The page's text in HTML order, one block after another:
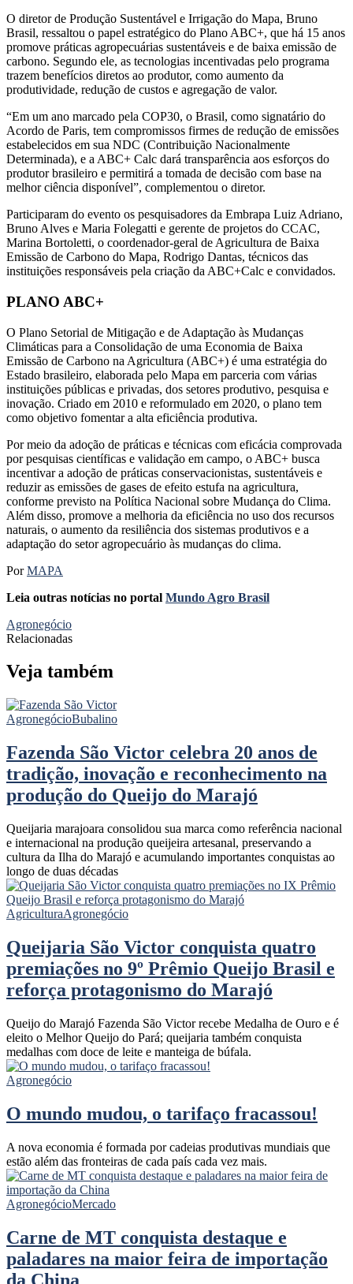
O diretor de Produção Sustentável e Irrigação do Mapa, Bruno
Brasil, ressaltou o papel estratégico do Plano ABC+, que há 15 anos
promove práticas agropecuárias sustentáveis e de baixa emissão de
carbono. Segundo ele, as tecnologias incentivadas pelo programa
trazem benefícios diretos ao produtor, como aumento da
produtividade, redução de custos e agregação de valor.
“Em um ano marcado pela COP30, o Brasil, como signatário do
Acordo de Paris, tem compromissos firmes de redução de emissões
estabelecidos em sua NDC (Contribuição Nacionalmente
Determinada), e a ABC+ Calc dará transparência aos esforços do
produtor brasileiro e permitirá a tomada de decisão com base na
melhor ciência disponível”, complementou o diretor.
Participaram do evento os pesquisadores da Embrapa Luiz Adriano,
Bruno Alves e Maria Folegatti e gerente de projetos do CCAC,
Marina Bortoletti, o coordenador-geral de Agricultura de Baixa
Emissão de Carbono do Mapa, Rodrigo Dantas, técnicos das
instituições responsáveis pela criação da ABC+Calc e convidados.
PLANO ABC+
O Plano Setorial de Mitigação e de Adaptação às Mudanças
Climáticas para a Consolidação de uma Economia de Baixa
Emissão de Carbono na Agricultura (ABC+) é uma estratégia do
Estado brasileiro, elaborada pelo Mapa em parceria com várias
instituições públicas e privadas, dos setores produtivo, pesquisa e
inovação. Criado em 2010 e reformulado em 2020, o plano tem
como objetivo fomentar a alta eficiência produtiva.
Por meio da adoção de práticas e técnicas com eficácia comprovada
por pesquisas científicas e validação em campo, o ABC+ busca
incentivar a adoção de práticas conservacionistas, sustentáveis e
reduzir as emissões de gases de efeito estufa na agricultura,
conforme previsto na Política Nacional sobre Mudança do Clima.
Além disso, promove a melhoria da eficiência no uso dos recursos
naturais, o aumento da resiliência dos sistemas produtivos e a
adaptação do setor agropecuário às mudanças do clima.
PorMAPA
Leia outras notícias no portal Mundo Agro Brasil
Agronegócio
Relacionadas
Veja também
AgronegócioBubalino
Fazenda São Victor celebra 20 anos de
tradição, inovação e reconhecimento na
produção do Queijo do Marajó
Queijaria marajoara consolidou sua marca como referência nacional
e internacional na produção queijeira artesanal, preservando a
cultura da Ilha do Marajó e acumulando importantes conquistas ao
longo de duas décadas
AgriculturaAgronegócio
Queijaria São Victor conquista quatro
premiações no 9º Prêmio Queijo Brasil e
reforça protagonismo do Marajó
Queijo do Marajó Fazenda São Victor recebe Medalha de Ouro e é
eleito o Melhor Queijo do Pará; queijaria também conquista
medalhas com doce de leite e manteiga de búfala.
Agronegócio
O mundo mudou, o tarifaço fracassou!
A nova economia é formada por cadeias produtivas mundiais que
estão além das fronteiras de cada país cada vez mais.
AgronegócioMercado
Carne de MT conquista destaque e
paladares na maior feira de importação
da China